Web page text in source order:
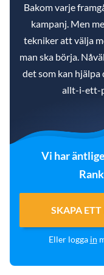
Bakom varje
kampanj. Men
tekniker att välja
man ska börja.
det som kan hjälpa
allt-i-ett-
Vi har
SKAPA
Eller logga in